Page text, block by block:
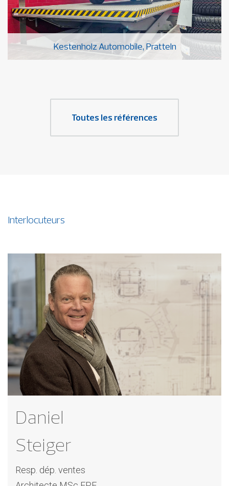
Kestenholz Automobile, Pratteln
Toutes les références
Interlocuteurs
Daniel
Steiger
Resp. dép. ventes